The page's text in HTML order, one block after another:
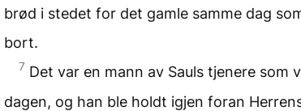
brød i stedet for det gamle samme dag
bort.
7 Det var en mann av Sauls tjenere som
dagen, og han ble holdt igjen foran